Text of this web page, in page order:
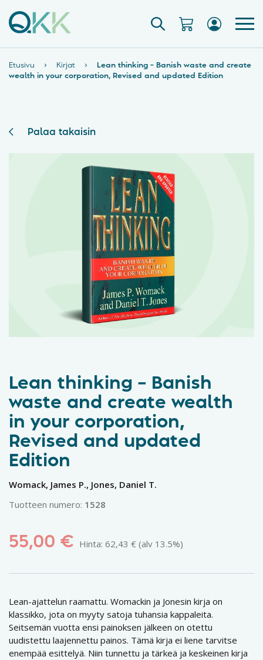
Etusivu › Kirjat ›
Lean thinking – Banish waste and create
wealth in your corporation, Revised and updated Edition
Palaa takaisin
Lean thinking – Banish
waste and create wealth
in your corporation,
Revised and updated
Edition
Womack, James P., Jones, Daniel T.
Tuotteen numero: 1528
55,00 € Hinta: 62,43 € (alv 13.5%)
Lean-ajattelun raamattu. Womackin ja Jonesin kirja on
klassikko, jota on myyty satoja tuhansia kappaleita.
Seitsemän vuotta ensi painoksen jälkeen on otettu
uudistettu laajennettu painos. Tämä kirja ei liene tarvitse
enempää esittelyä. Niin tunnettu ja tärkeä ja keskeinen kirja